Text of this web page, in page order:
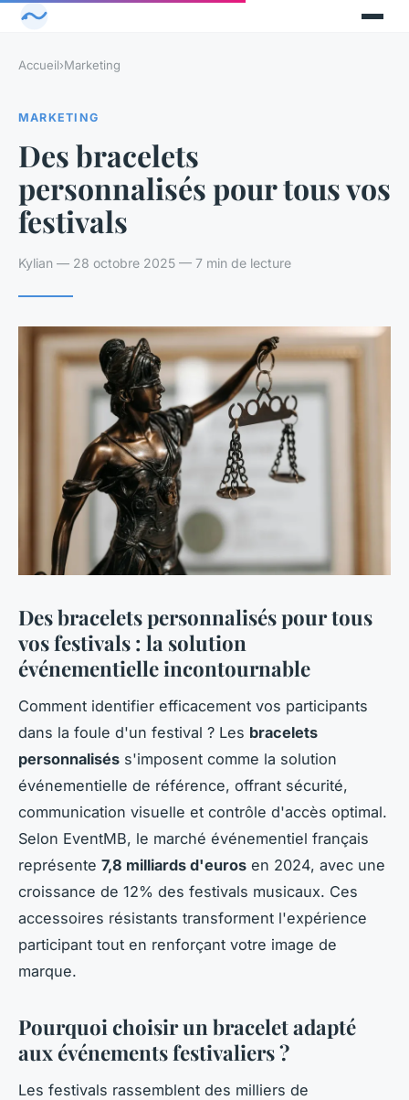
Accueil›Marketing
MARKETING
Des bracelets
personnalisés pour tous vos
festivals
Kylian — 28 octobre 2025 — 7 min de lecture
Des bracelets personnalisés pour tous
vos festivals : la solution
événementielle incontournable
Comment identifier efficacement vos participants
dans la foule d'un festival ? Les bracelets
personnalisés s'imposent comme la solution
événementielle de référence, offrant sécurité,
communication visuelle et contrôle d'accès optimal.
Selon EventMB, le marché événementiel français
représente 7,8 milliards d'euros en 2024, avec une
croissance de 12% des festivals musicaux. Ces
accessoires résistants transforment l'expérience
participant tout en renforçant votre image de
marque.
Pourquoi choisir un bracelet adapté
aux événements festivaliers ?
Les festivals rassemblent des milliers de